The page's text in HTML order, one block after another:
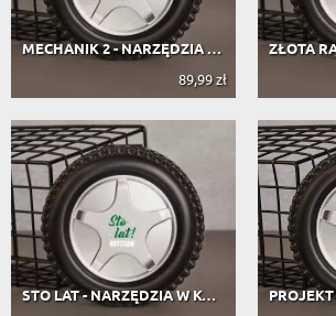
MECHANIK 2 - NARZĘDZIA W KOLE SAMOC...
89,99 zł
STO LAT - NARZĘDZIA W KOLE SAMOCHOD...